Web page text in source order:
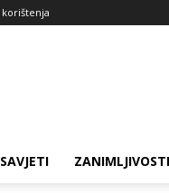
SAVJETI ZANIMLJIVOSTI